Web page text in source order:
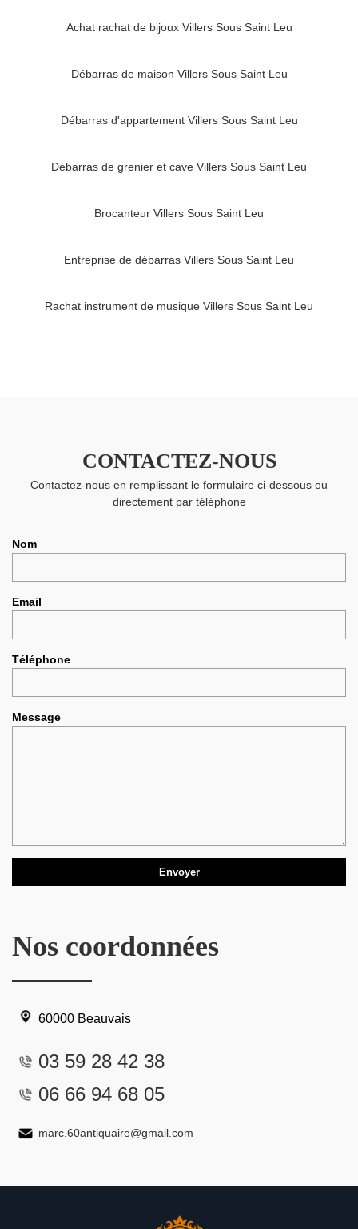
Achat rachat de bijoux Villers Sous Saint Leu
Débarras de maison Villers Sous Saint Leu
Débarras d'appartement Villers Sous Saint Leu
Débarras de grenier et cave Villers Sous Saint Leu
Brocanteur Villers Sous Saint Leu
Entreprise de débarras Villers Sous Saint Leu
Rachat instrument de musique Villers Sous Saint Leu
CONTACTEZ-NOUS
Contactez-nous en remplissant le formulaire ci-dessous ou
directement par téléphone
Nom
Email
Téléphone
Message
Nos coordonnées
60000 Beauvais
03 59 28 42 38
06 66 94 68 05
marc.60antiquaire@gmail.com